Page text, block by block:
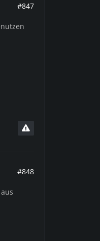
#847
#848